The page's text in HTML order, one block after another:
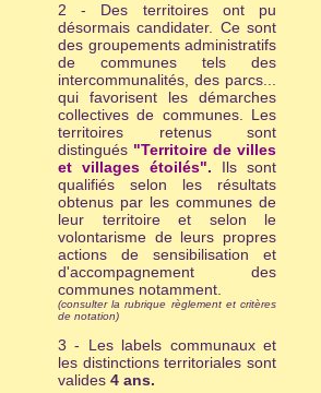
2 - Des territoires ont pu
désormais candidater. Ce sont
des groupements administratifs
de communes tels des
intercommunalités, des parcs...
qui favorisent les démarches
collectives de communes. Les
territoires retenus sont
distingués "Territoire de villes
et villages étoilés". Ils sont
qualifiés selon les résultats
obtenus par les communes de
leur territoire et selon le
volontarisme de leurs propres
actions de sensibilisation et
d'accompagnement des
communes notamment.
(consulter la rubrique règlement et critères
de notation)
3 - Les labels communaux et
les distinctions territoriales sont
valides 4 ans.